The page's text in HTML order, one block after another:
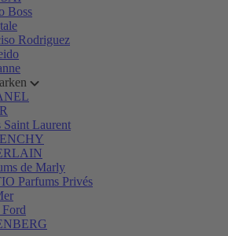
Boss
Rodriguez
Saint Laurent
de Marly
Parfums Privés